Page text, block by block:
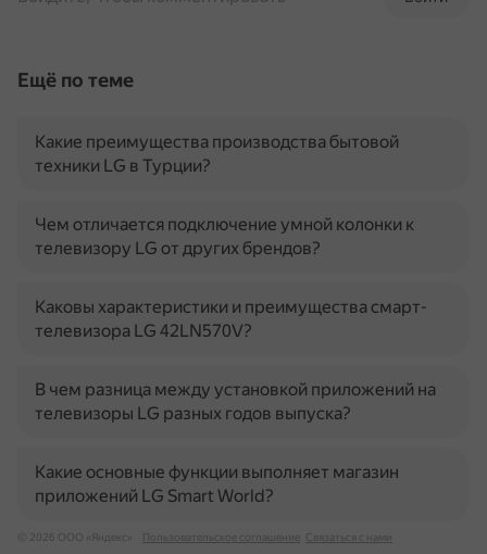
Ещё по теме
Какие преимущества производства бытовой
техники LG в Турции?
Чем отличается подключение умной колонки к
телевизору LG от других брендов?
Каковы характеристики и преимущества смарт-
телевизора LG 42LN570V?
В чем разница между установкой приложений на
телевизоры LG разных годов выпуска?
Какие основные функции выполняет магазин
приложений LG Smart World?
© 2026 ООО «Яндекс» Пользовательское соглашение Связаться с нами